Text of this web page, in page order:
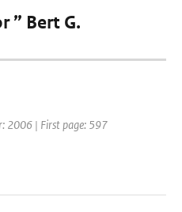
” Bert G.
2006 | First page: 597